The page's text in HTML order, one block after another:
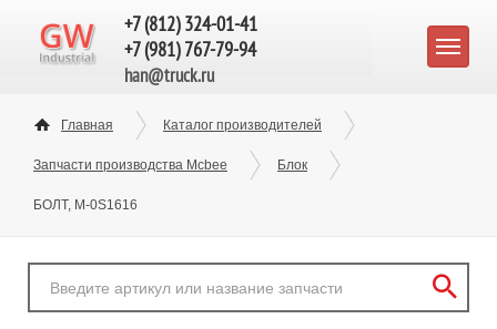
+7 (812) 324-01-41
+7 (981) 767-79-94
han@truck.ru
Главная Каталог производителей
Запчасти производства Mcbee Блок
БОЛТ, M-0S1616